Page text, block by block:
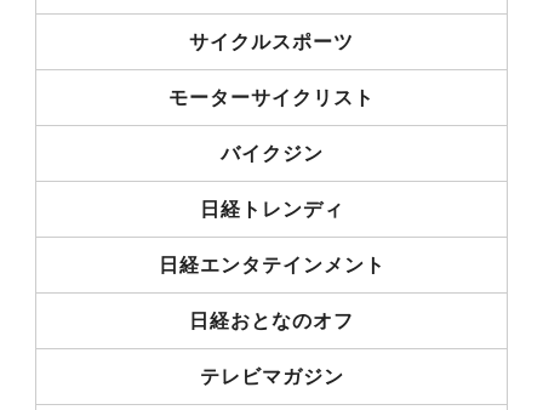
サイクルスポーツ
モーターサイクリスト
バイクジン
日経トレンディ
日経エンタテインメント
日経おとなのオフ
テレビマガジン